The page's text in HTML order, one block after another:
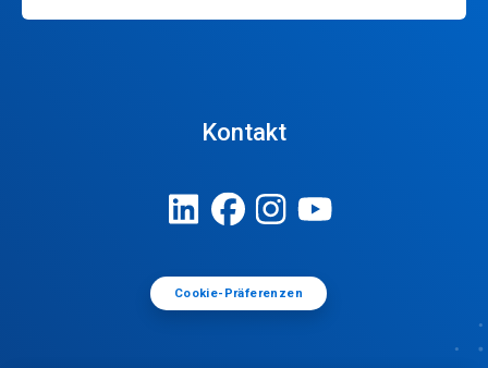
Kontakt
Cookie-Präferenzen